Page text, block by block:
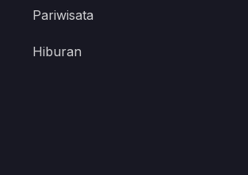
Pariwisata
Hiburan